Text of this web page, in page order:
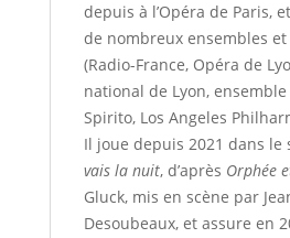
depuis à l’Opéra de Paris,
de nombreux ensembles
(Radio-France, Opéra de
national de Lyon,
Spirito, Los Angeles
Il joue depuis 2021 dans le
vais la nuit, d’après Orphée
Gluck, mis en scène par
Desoubeaux, et assure en